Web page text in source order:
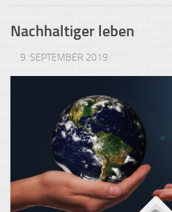
Nachhaltiger leben
9. SEPTEMBER 2019